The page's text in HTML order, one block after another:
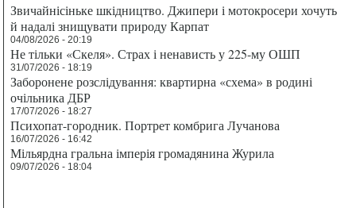
Звичайнісіньке шкідництво. Джипери і мотокросери хочуть
й надалі знищувати природу Карпат
04/08/2026 - 20:19
Не тільки «Скеля». Страх і ненависть у 225-му ОШП
31/07/2026 - 18:19
Заборонене розслідування: квартирна «схема» в родині
очільника ДБР
17/07/2026 - 18:27
Психопат-городник. Портрет комбрига Лучанова
16/07/2026 - 16:42
Мільярдна гральна імперія громадянина Журила
09/07/2026 - 18:04